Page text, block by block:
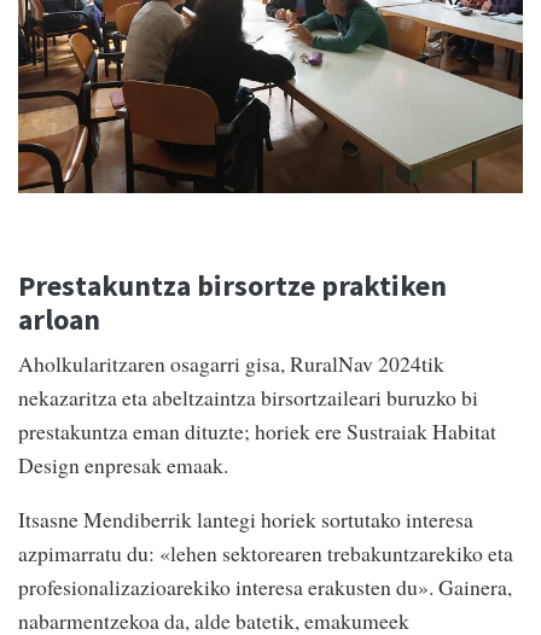
Prestakuntza birsortze praktiken
arloan
Aholkularitzaren osagarri gisa, RuralNav 2024tik
nekazaritza eta abeltzaintza birsortzaileari buruzko bi
prestakuntza eman dituzte; horiek ere Sustraiak Habitat
Design enpresak emaak.
Itsasne Mendiberrik lantegi horiek sortutako interesa
azpimarratu du: «lehen sektorearen trebakuntzarekiko eta
profesionalizazioarekiko interesa erakusten du». Gainera,
nabarmentzekoa da, alde batetik, emakumeek